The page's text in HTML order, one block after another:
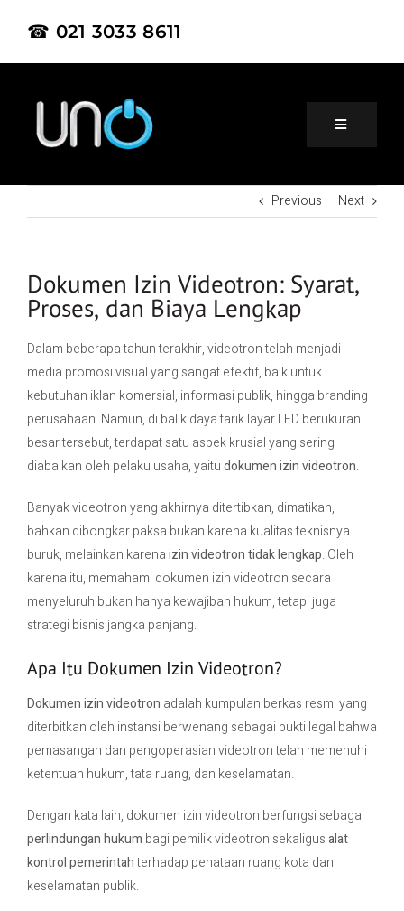
☎ 021 3033 8611
Home
Project
Contact Us
Previous Next
Dokumen Izin Videotron: Syarat,
Proses, dan Biaya Lengkap
Dalam beberapa tahun terakhir, videotron telah menjadi
media promosi visual yang sangat efektif, baik untuk
kebutuhan iklan komersial, informasi publik, hingga branding
perusahaan. Namun, di balik daya tarik layar LED berukuran
besar tersebut, terdapat satu aspek krusial yang sering
diabaikan oleh pelaku usaha, yaitudokumen izin videotron.
Banyak videotron yang akhirnya ditertibkan, dimatikan,
bahkan dibongkar paksa bukan karena kualitas teknisnya
buruk, melainkan karenaizin videotron tidak lengkap. Oleh
karena itu, memahami dokumen izin videotron secara
menyeluruh bukan hanya kewajiban hukum, tetapi juga
strategi bisnis jangka panjang.
Apa Itu Dokumen Izin Videotron?
Dokumen izin videotron adalah kumpulan berkas resmi yang
diterbitkan oleh instansi berwenang sebagai bukti legal bahwa
pemasangan dan pengoperasian videotron telah memenuhi
ketentuan hukum, tata ruang, dan keselamatan.
Dengan kata lain, dokumen izin videotron berfungsi sebagai
perlindungan hukum bagi pemilik videotron sekaligusalat
kontrol pemerintahterhadap penataan ruang kota dan
keselamatan publik.